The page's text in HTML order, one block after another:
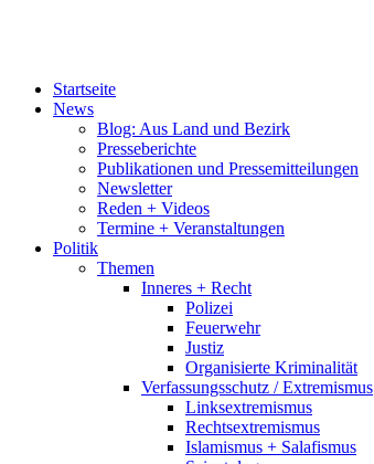
Startseite
News
Blog: Aus Land und Bezirk
Presseberichte
Publikationen und Pressemitteilungen
Newsletter
Reden + Videos
Termine + Veranstaltungen
Politik
Themen
Inneres + Recht
Polizei
Feuerwehr
Justiz
Organisierte Kriminalität
Verfassungsschutz / Extremismus
Linksextremismus
Rechtsextremismus
Islamismus + Salafismus